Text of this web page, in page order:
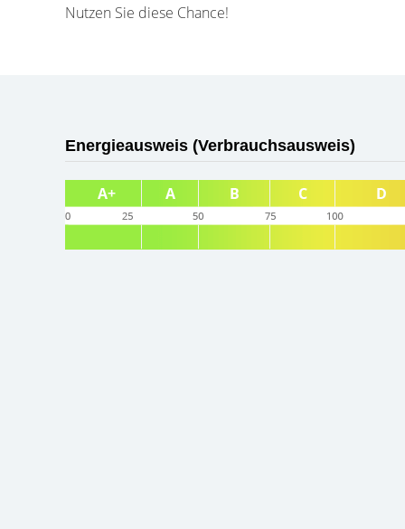
Nutzen Sie diese Chance!
Energieausweis (Verbrauchsausweis)